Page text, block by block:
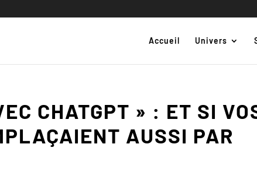
Accueil Univers
CHATGPT » : ET SI
AUSSI PAR